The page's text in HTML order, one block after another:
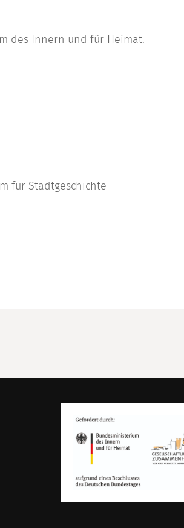
des Innern und für Heimat.
für Stadtgeschichte